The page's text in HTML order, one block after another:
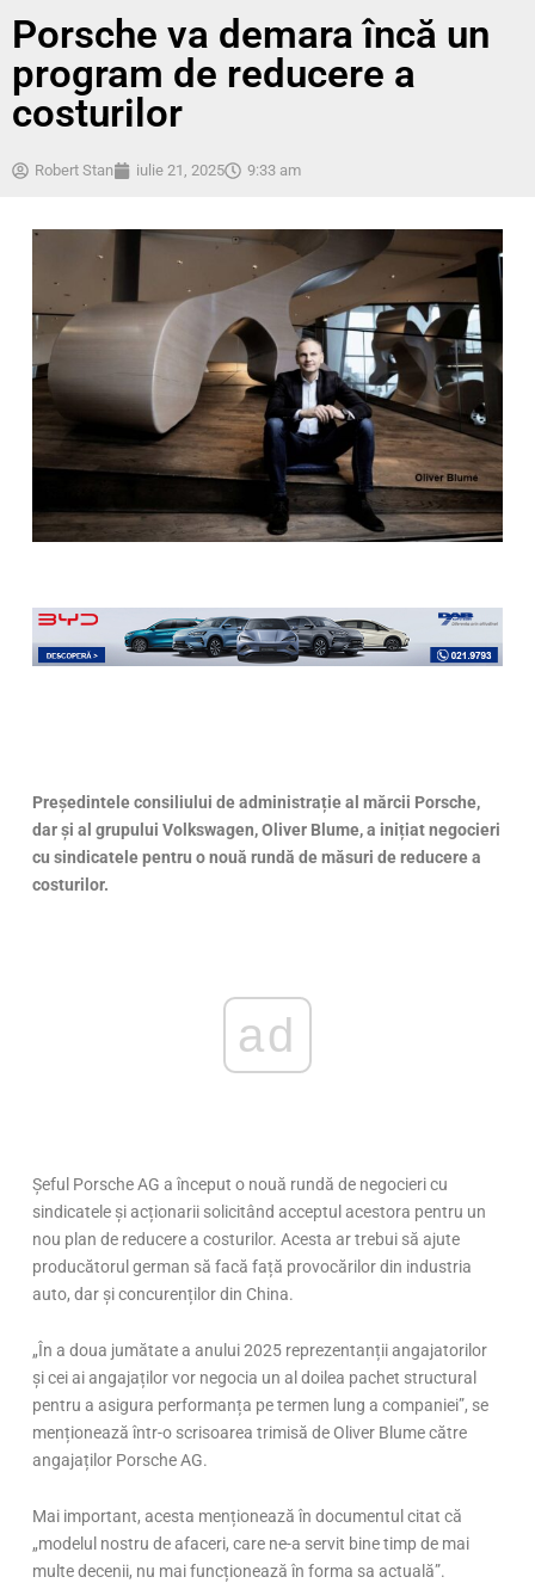
Porsche va demara încă un
program de reducere a
costurilor
Robert Stan iulie 21, 2025 9:33 am
Președintele consiliului de administrație al mărcii Porsche,
dar și al grupului Volkswagen, Oliver Blume, a inițiat negocieri
cu sindicatele pentru o nouă rundă de măsuri de reducere a
costurilor.
ad
Șeful Porsche AG aînceput o nouă rundă de negocieri cu
sindicatele și acționarii solicitând acceptul acestora pentru un
nou plan de reducere a costurilor. Acesta ar trebui să ajute
producătorul german să facă față provocărilor din industria
auto, dar și concurenților din China.
„În a doua jumătate a anului 2025 reprezentanții angajatorilor
și cei ai angajaților vor negocia un al doilea pachet structural
pentru a asigura performanța pe termen lung a companiei”, se
menționeazăîntr-o scrisoarea trimisă de Oliver Blume către
angajaților Porsche AG.
Mai important, acesta menționeazăîn documentul citat că
„modelul nostru de afaceri, care ne-a servit bine timp de mai
multe decenii, nu mai funcționeazăîn forma sa actuală”.